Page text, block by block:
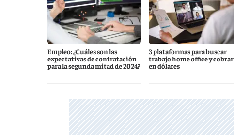
Empleo: ¿Cuáles son las
expectativas de contratación
para la segunda mitad de 2024?
3 plataformas para buscar
trabajo home office y cobrar
en dólares